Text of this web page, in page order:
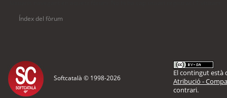
Índex del fòrum
Softcatalà © 1998-2026
El contingut està
Atribució -
contrari.